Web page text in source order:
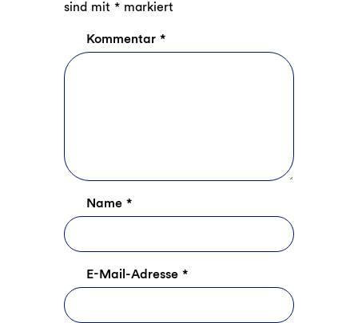
sind mit *markiert
Kommentar *
Name *
E-Mail-Adresse *